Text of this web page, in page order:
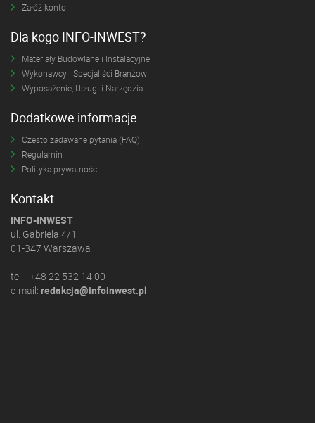
Załóż konto
Dla kogo INFO-INWEST?
Materiały Budowlane i Instalacyjne
Wykonawcy i Specjaliści Branżowi
Wyposażenie, Usługi i Narzędzia
Dodatkowe informacje
Często zadawane pytania (FAQ)
Regulamin
Polityka prywatności
Kontakt
INFO-INWEST
ul. Gabriela 4/1
01-347 Warszawa
tel. +48 22 532 14 00
e-mail: redakcja@infoinwest.pl